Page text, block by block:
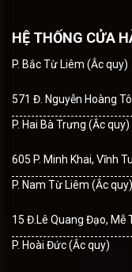
HỆ THỐNG CỬA
P. Bắc Từ Liêm (Ắc quy)
571 Đ. Nguyễn Hoàng
P. Hai Bà Trưng (Ắc quy)
605 P. Minh Khai, Vĩnh
P. Nam Từ Liêm (Ắc quy)
15 Đ.Lê Quang Đạo, Mễ
P. Hoài Đức (Ắc quy)